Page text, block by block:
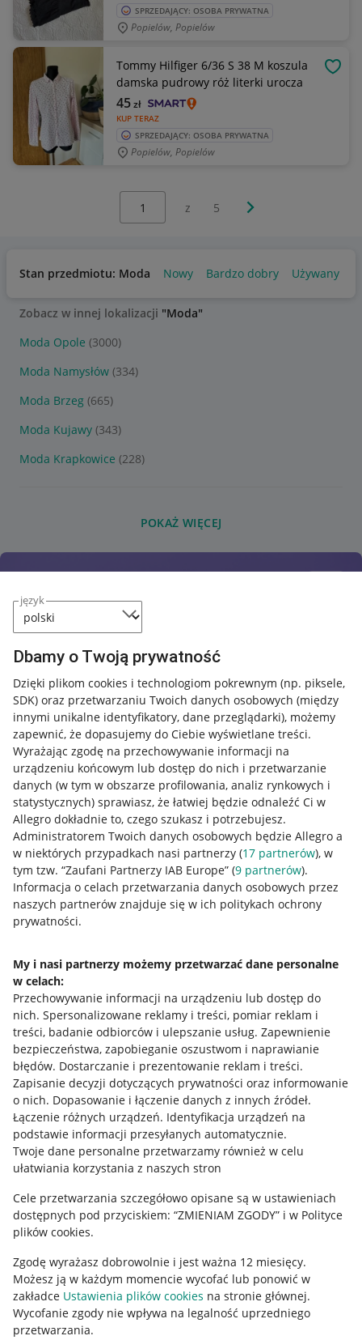
język
Dbamy o Twoją prywatność
Dzięki plikom cookies i technologiom pokrewnym (np. piksele,
SDK) oraz przetwarzaniu Twoich danych osobowych (między
innymi unikalne identyfikatory, dane przeglądarki), możemy
zapewnić, że dopasujemy do Ciebie wyświetlane treści.
Wyrażając zgodę na przechowywanie informacji na
urządzeniu końcowym lub dostęp do nich i przetwarzanie
danych (w tym w obszarze profilowania, analiz rynkowych i
statystycznych) sprawiasz, że łatwiej będzie odnaleźć Ci w
Allegro dokładnie to, czego szukasz i potrzebujesz.
Administratorem Twoich danych osobowych będzie Allegro a
w niektórych przypadkach nasi partnerzy (17 partnerów), w
tym tzw. “Zaufani Partnerzy IAB Europe” (9 partnerów).
Informacja o celach przetwarzania danych osobowych przez
naszych partnerów znajduje się w ich politykach ochrony
prywatności.
My i nasi partnerzy możemy przetwarzać dane personalne
w celach:
Przechowywanie informacji na urządzeniu lub dostęp do
nich. Spersonalizowane reklamy i treści, pomiar reklam i
treści, badanie odbiorców i ulepszanie usług. Zapewnienie
bezpieczeństwa, zapobieganie oszustwom i naprawianie
błędów. Dostarczanie i prezentowanie reklam i treści.
Zapisanie decyzji dotyczących prywatności oraz informowanie
o nich. Dopasowanie i łączenie danych z innych źródeł.
Łączenie różnych urządzeń. Identyfikacja urządzeń na
podstawie informacji przesyłanych automatycznie.
Twoje dane personalne przetwarzamy również w celu
ułatwiania korzystania z naszych stron
Cele przetwarzania szczegółowo opisane są w ustawieniach
dostępnych pod przyciskiem: “ZMIENIAM ZGODY” i w Polityce
plików cookies.
Zgodę wyrażasz dobrowolnie i jest ważna 12 miesięcy.
Możesz ją w każdym momencie wycofać lub ponowić w
zakładce Ustawienia plików cookies na stronie głównej.
Wycofanie zgody nie wpływa na legalność uprzedniego
przetwarzania.
SPRZEDAJĄCY: OSOBA PRYWATNA
Popielów, Popielów
Tommy Hilfiger 6/36 S 38 M koszula
damska pudrowy róż literki urocza
KUP TERAZ
45zł
SPRZEDAJĄCY: OSOBA PRYWATNA
Popielów, Popielów
z 5 Następna strona
Stan przedmiotu: Moda Nowy Bardzo dobry Używany
Zobacz w innej lokalizacji "Moda"
Moda Opole (3000)
Moda Namysłów (334)
Moda Brzeg (665)
Moda Kujawy (343)
Moda Krapkowice (228)
POKAŻ WIĘCEJ
Przydatne informacje
Jak to działa
Allegro Gadane dla sprzedających
Allegro Gadane dla kupujących
Mapa miejscowości
Informacje prawne
Regulamin
Polityka plików "cookies"
Ustawienia plików "cookies"
Udostępnianie lokalizacji
Informacje dla Aktu o Usługach Cyfrowych
Pobierz aplikację